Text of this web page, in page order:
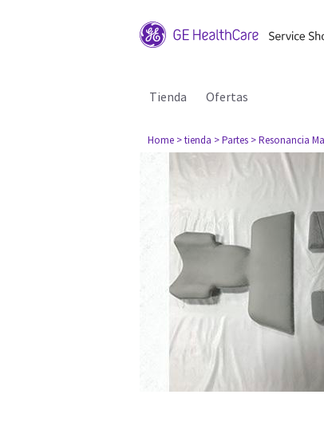
Tienda Ofertas
Home > tienda > Partes > Resonancia